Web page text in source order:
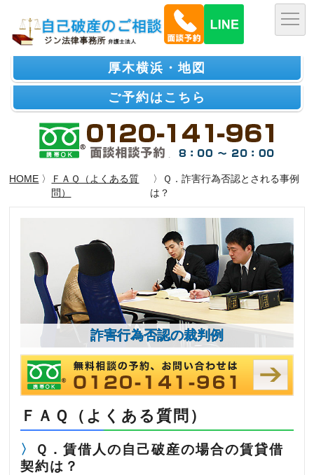
厚木横浜・地図
ご予約はこちら
HOME 〉
ＦＡＱ（よくある質
問）
〉Ｑ．詐害行為否認とされる事例
は？
詐害行為否認の裁判例
ＦＡＱ（よくある質問）
Ｑ．賃借人の自己破産の場合の賃貸借
契約は？